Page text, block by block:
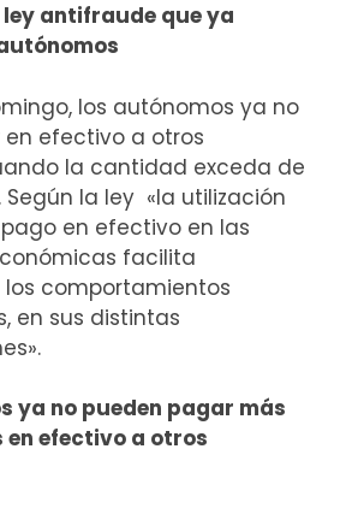
antifraude que ya
los autónomos ya no
efectivo a otros
la cantidad exceda de
Según la ley «la utilización
en efectivo en las
facilita
comportamientos
en sus distintas
ya no pueden pagar más
en efectivo a otros